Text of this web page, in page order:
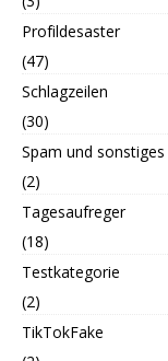
Profildesaster
(47)
Schlagzeilen
(30)
Spam und sonstiges
(2)
Tagesaufreger
(18)
Testkategorie
(2)
TikTokFake